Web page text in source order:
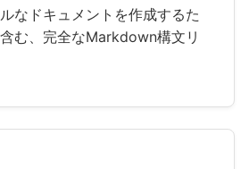
なドキュメントを作成するた
む、完全なMarkdown構文リ